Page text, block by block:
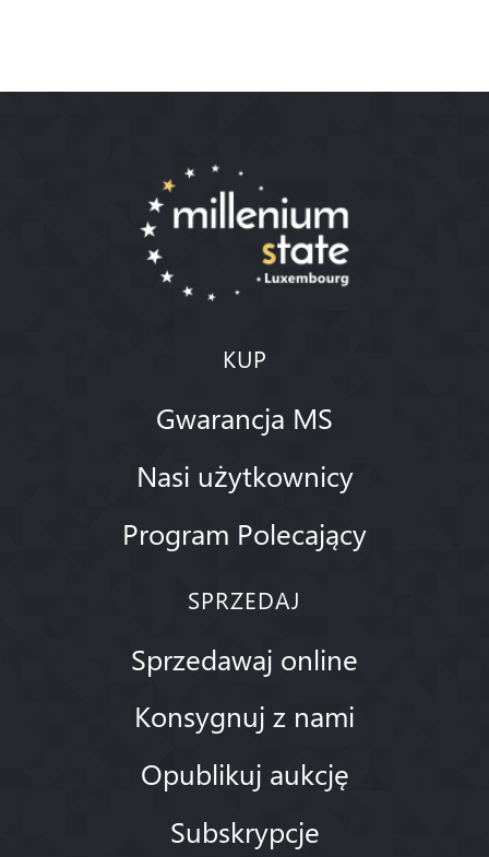
KUP
Gwarancja MS
Nasi użytkownicy
Program Polecający
SPRZEDAJ
Sprzedawaj online
Konsygnuj z nami
Opublikuj aukcję
Subskrypcje